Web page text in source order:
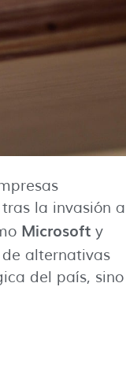
la invasión a
Microsoft y
alternativas
del país, sino